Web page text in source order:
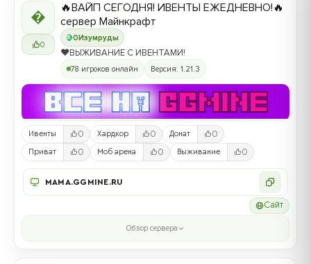

0
0Изумруды
🔥ВАЙП СЕГОДНЯ! ИВЕНТЫ ЕЖЕДНЕВНО!🔥
сервер Майнкрафт
❤️ВЫЖИВАНИЕ С ИВЕНТАМИ!
78 игроков онлайн Версия: 1.21.3
Ивенты 0 Хардкор 0 Донат 0
Приват 0 Моб арена 0 Выживание 0
MAMA.GGMINE.RU
Сайт
Обзор сервера